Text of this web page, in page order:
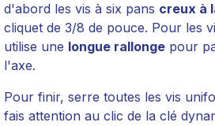
d'abord les vis à six pans creux à
cliquet de 3/8 de pouce. Pour les
utilise une longue rallonge pour
l'axe.
Pour finir, serre toutes les vis
fais attention au clic de la clé